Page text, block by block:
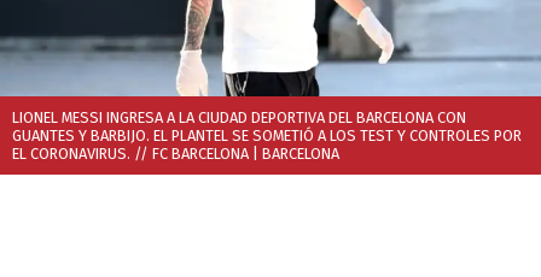
LIONEL MESSI INGRESA A LA CIUDAD DEPORTIVA DEL BARCELONA CON
GUANTES Y BARBIJO. EL PLANTEL SE SOMETIÓ A LOS TEST Y CONTROLES POR
EL CORONAVIRUS. // FC BARCELONA | BARCELONA